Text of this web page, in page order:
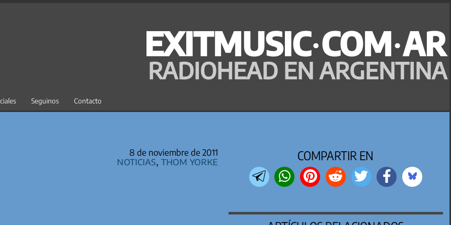
EXITMUSIC·COM·AR
RADIOHEAD EN ARGENTINA
Seguinos Contacto
8 de noviembre de 2011
Noticias,Thom Yorke COMPARTIR EN